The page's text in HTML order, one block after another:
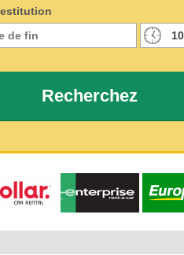
Recherchez